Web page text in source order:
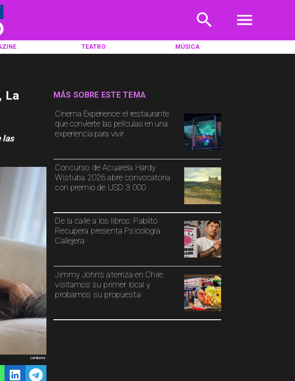
TEATRO MÚSICA
Lori Ibarra
Cinema Experience: el restaurante
que convierte las películas en una
experiencia para vivir
Concurso de Acuarela Hardy
Wistuba 2026 abre convocatoria
con premio de USD 3.000
De la calle a los libros: Pablito
Recupera presenta Psicología
Callejera
Jimmy John’s aterriza en Chile:
visitamos su primer local y
probamos su propuesta
MÁS SOBRE ESTE TEMA
La
las